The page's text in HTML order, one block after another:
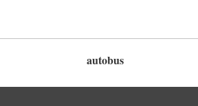
autobus